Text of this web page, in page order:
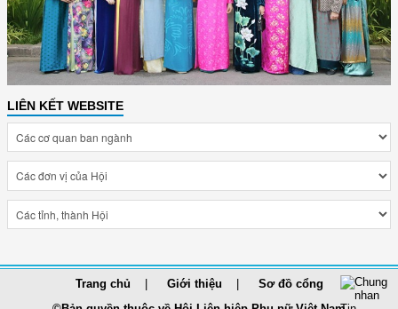
LIÊN KẾT WEBSITE
Trang chủ Giới thiệu
Sơ đồ cổng